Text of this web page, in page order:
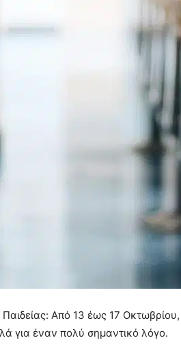
Από 13 έως 17 Οκτωβρίου,
για έναν πολύ σημαντικό λόγο.